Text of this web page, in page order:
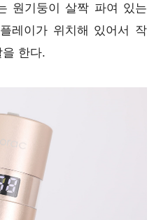
원기둥이 살짝 파여 있는
레이가 위치해 있어서 작
한다.